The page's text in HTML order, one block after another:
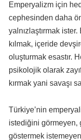
Emperyalizm için
cephesinden daha
yalnızlaştırmak
kılmak, içeride
oluşturmak esastır.
psikolojik olarak
kırmak yani savaşı
Türkiye’nin
istediğini görmeyen,
göstermek